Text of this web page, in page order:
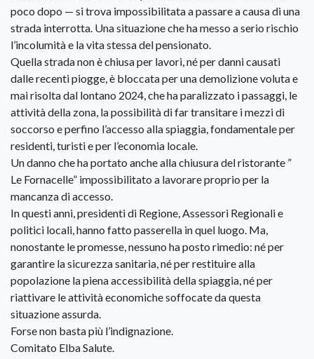
poco dopo — si trova impossibilitata a passare a causa di una
strada interrotta. Una situazione che ha messo a serio rischio
l’incolumità e la vita stessa del pensionato.
Quella strada non è chiusa per lavori, né per danni causati
dalle recenti piogge, è bloccata per una demolizione voluta e
mai risolta dal lontano 2024, che ha paralizzato i passaggi, le
attività della zona, la possibilità di far transitare i mezzi di
soccorso e perfino l’accesso alla spiaggia, fondamentale per
residenti, turisti e per l’economia locale.
Un danno che ha portato anche alla chiusura del ristorante ”
Le Fornacelle” impossibilitato a lavorare proprio per la
mancanza di accesso.
In questi anni, presidenti di Regione, Assessori Regionali e
politici locali, hanno fatto passerella in quel luogo. Ma,
nonostante le promesse, nessuno ha posto rimedio: né per
garantire la sicurezza sanitaria, né per restituire alla
popolazione la piena accessibilità della spiaggia, né per
riattivare le attività economiche soffocate da questa
situazione assurda.
Forse non basta più l’indignazione.
Comitato Elba Salute.